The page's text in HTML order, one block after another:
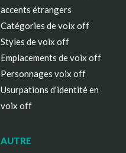
accents étrangers
Catégories de voix off
Styles de voix off
Emplacements de voix off
Personnages voix off
Usurpations d'identité en
voix off
AUTRE